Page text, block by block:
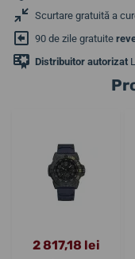
Scurtare gratuită a
90 de zile gratuite
Distribuitor autorizat
2 817,18 lei